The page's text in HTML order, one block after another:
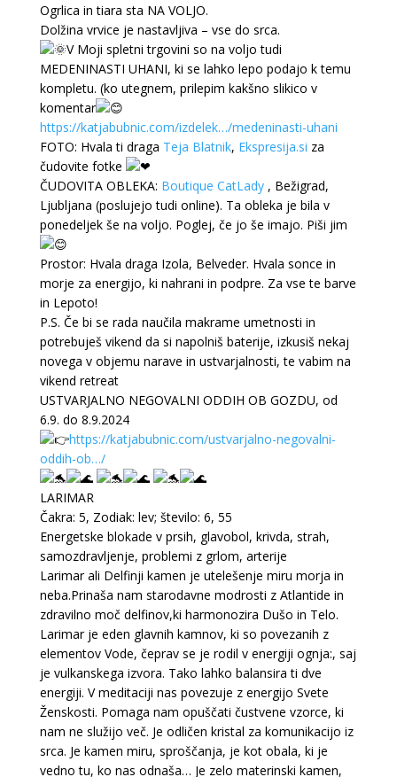
Ogrlica in tiara sta NA VOLJO.
Dolžina vrvice je nastavljiva – vse do srca.
V Moji spletni trgovini so na voljo tudi
MEDENINASTI UHANI, ki se lahko lepo podajo k temu
kompletu. (ko utegnem, prilepim kakšno slikico v
komentar
https://katjabubnic.com/izdelek…/medeninasti-uhani
FOTO: Hvala ti draga Teja Blatnik, Ekspresija.si za
čudovite fotke
ČUDOVITA OBLEKA: Boutique CatLady, Bežigrad,
Ljubljana (poslujejo tudi online). Ta obleka je bila v
ponedeljek še na voljo. Poglej, če jo še imajo. Piši jim
Prostor: Hvala draga Izola, Belveder. Hvala sonce in
morje za energijo, ki nahrani in podpre. Za vse te barve
in Lepoto!
P.S. Če bi se rada naučila makrame umetnosti in
potrebuješ vikend da si napolniš baterije, izkusiš nekaj
novega v objemu narave in ustvarjalnosti, te vabim na
vikend retreat
USTVARJALNO NEGOVALNI ODDIH OB GOZDU, od
6.9. do 8.9.2024
https://katjabubnic.com/ustvarjalno-negovalni-
oddih-ob…/
LARIMAR
Čakra: 5, Zodiak: lev; število: 6, 55
Energetske blokade v prsih, glavobol, krivda, strah,
samozdravljenje, problemi z grlom, arterije
Larimar ali Delfinji kamen je utelešenje miru morja in
neba.Prinaša nam starodavne modrosti z Atlantide in
zdravilno moč delfinov,ki harmonozira Dušo in Telo.
Larimar je eden glavnih kamnov, ki so povezanih z
elementov Vode, čeprav se je rodil v energiji ognja:, saj
je vulkanskega izvora. Tako lahko balansira ti dve
energiji. V meditaciji nas povezuje z energijo Svete
Ženskosti. Pomaga nam opuščati čustvene vzorce, ki
nam ne služijo več. Je odličen kristal za komunikacijo iz
srca. Je kamen miru, sproščanja, je kot obala, ki je
vedno tu, ko nas odnaša… Je zelo materinski kamen,